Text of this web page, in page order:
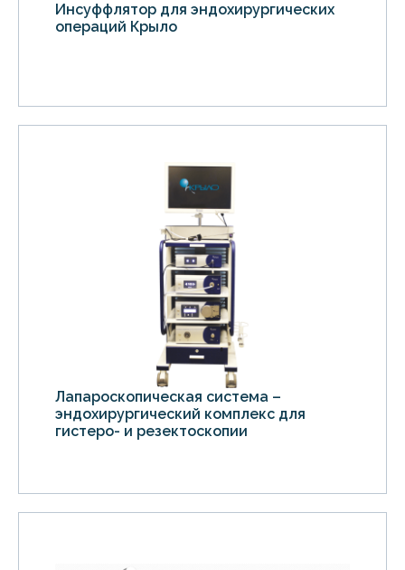
Инсуффлятор для эндохирургических
операций Крыло
Лапароскопическая система –
эндохирургический комплекс для
гистеро- и резектоскопии